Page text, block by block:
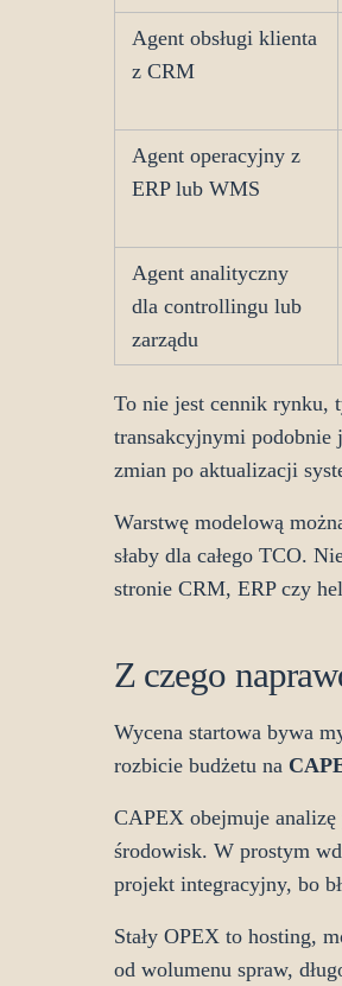
Agent obsługi klienta
z CRM
Agent operacyjny z
ERP lub WMS
Agent analityczny
dla controllingu lub
zarządu
To nie jest cennik rynku,
transakcyjnymi podobnie
zmian po aktualizacji
Warstwę modelową
słaby dla całego TCO.
stronie CRM, ERP czy
Z czego
Wycena startowa bywa
rozbicie budżetu na
CAPEX obejmuje
środowisk. W prostym
projekt integracyjny, bo
Stały OPEX to hosting,
od wolumenu spraw,